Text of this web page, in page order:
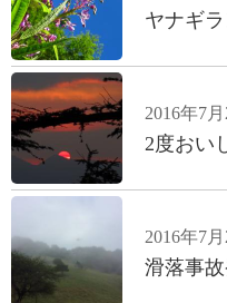
ヤナギラ
2016年7月
2度おい
2016年7月
滑落事故